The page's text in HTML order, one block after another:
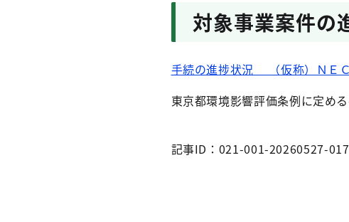
対象事業案件の
手続の進捗状況 （仮称）ＮＥ
東京都環境影響評価条例に定め
記事ID：021-001-20260527-